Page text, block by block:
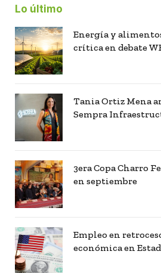
Lo último
Energía y
crítica en debate
Tania Ortiz Mena
Sempra
3era Copa Charro
en septiembre
Empleo en
económica en